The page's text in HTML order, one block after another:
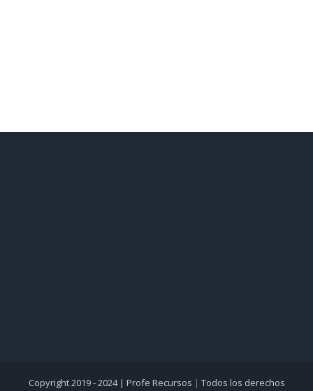
Copyright 2019 - 2024 | Profe Recursos | Todos los derechos